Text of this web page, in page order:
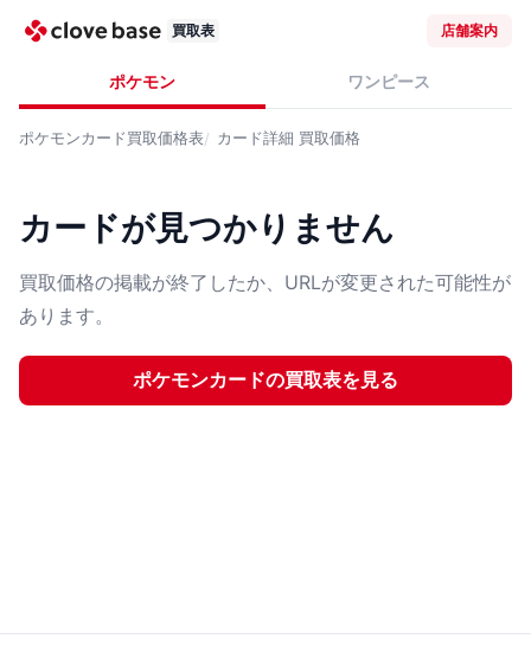
買取表 店舗案内
ポケモン ワンピース
ポケモンカード買取価格表 カード詳細 買取価格
カードが見つかりません
買取価格の掲載が終了したか、URLが変更された可能性が
あります。
ポケモンカードの買取表を見る